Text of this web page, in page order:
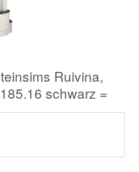
Ruivina,
schwarz =